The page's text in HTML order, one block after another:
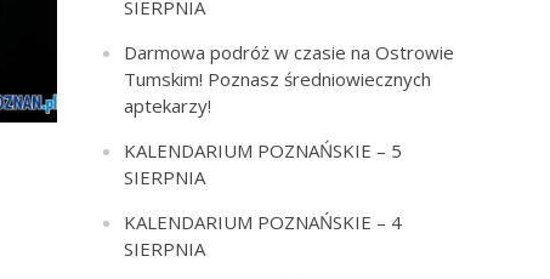
SIERPNIA
Darmowa podróż w czasie na Ostrowie
Tumskim! Poznasz średniowiecznych
aptekarzy!
KALENDARIUM POZNAŃSKIE – 5
SIERPNIA
KALENDARIUM POZNAŃSKIE – 4
SIERPNIA